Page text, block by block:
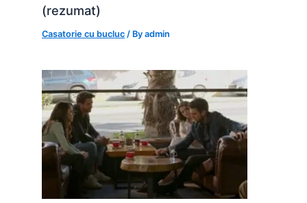
(rezumat)
Casatorie cu bucluc / Byadmin